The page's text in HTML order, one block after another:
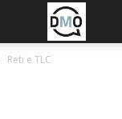
Reti e TLC